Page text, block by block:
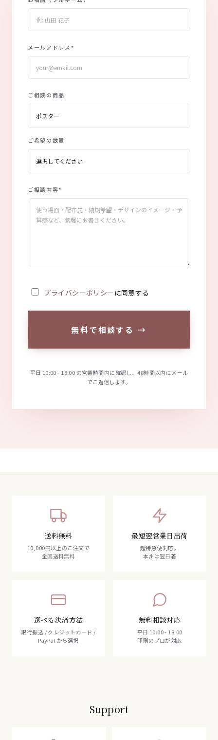
メールアドレス*
ご相談の商品
ご希望の数量
ご相談内容*
プライバシーポリシー に同意する
無料で相談する →
平日 10:00 - 18:00 の営業時間内に確認し、48時間以内にメール
でご返信します。
送料無料
10,000円以上のご注文で
全国送料無料
最短翌営業日出荷
超特急便対応。
本州は翌日着
選べる決済方法
銀行振込 / クレジットカード /
PayPal から選択
無料相談対応
平日 10:00 - 18:00
印刷のプロが対応
Support